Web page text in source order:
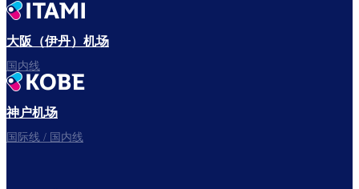
大阪（伊丹）机场
国内线
神户机场
国际线 / 国内线